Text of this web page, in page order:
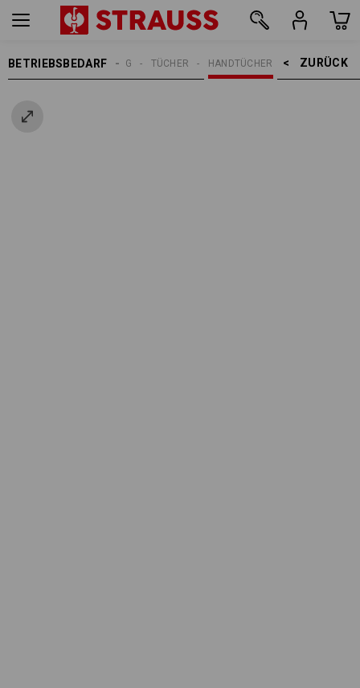
BETRIEBSBEDARF ZURÜCK    >
HANDTÜCHER
TÜCHER
REINIGUNG